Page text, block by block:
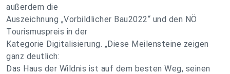
außerdem die
Auszeichnung „Vorbildlicher Bau2022“ und den NÖ
Tourismuspreis in der
Kategorie Digitalisierung. „Diese Meilensteine zeigen
ganz deutlich:
Das Haus der Wildnis ist auf dem besten Weg, seinen